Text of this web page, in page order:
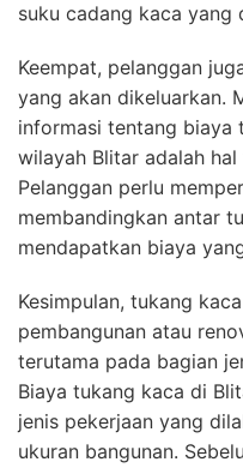
suku cadang kaca yang
Keempat, pelanggan
yang akan dikeluarkan.
informasi tentang biaya
wilayah Blitar adalah
Pelanggan perlu
membandingkan antar
mendapatkan biaya
Kesimpulan, tukang
pembangunan atau
terutama pada bagian
Biaya tukang kaca di
jenis pekerjaan yang
ukuran bangunan.